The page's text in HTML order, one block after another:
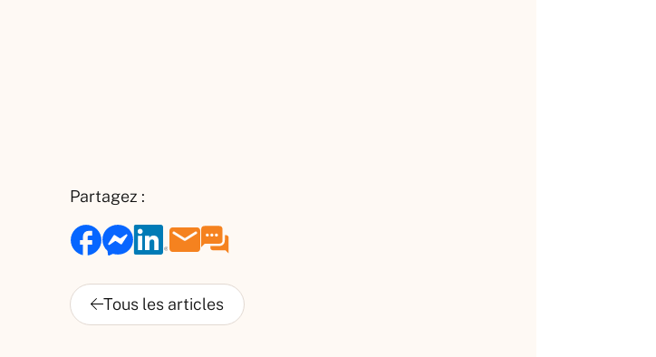
Partagez :